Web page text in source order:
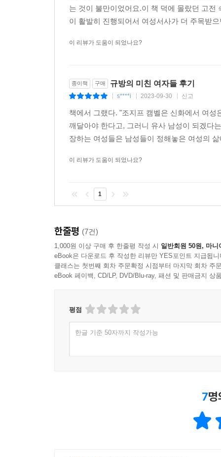
는 것이 불만이었어요.이 책 덕에 몰랐던 고
이 활발히 진행되어서 여성서사가 더 주목받
이 리뷰가 도움이 되었나요?
종이책 구매 규방의 미친 여자들 후기
s****i 2023-09-30 신고
책에서 그랬다. "조지프 캠벨은 신화에서 여
깨달아야 한다고, 그러니 유사 남성이 되겠다
장하는 여성들은 남성들이 정해놓은 여성의
이 리뷰가 도움이 되었나요?
1
한줄평 (7건)
1,000원 이상 구매 후 한줄평 작성 시 일반회원 50원, 마니
eBook은 다운로드 후 작성한 리뷰만 YES포인트 지급됩니
클래스는 첫번째 회차 주문확정 시점부터 마지막 회차 주
eBook 페이백, CD/LP, DVD/Blu-ray, 패션 및 판매금지 상
평점
한글 기준 50자까지 작성가능
7